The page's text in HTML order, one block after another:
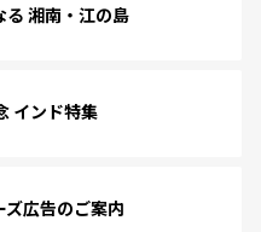
湘南・江の島
インド特集
ズ広告のご案内